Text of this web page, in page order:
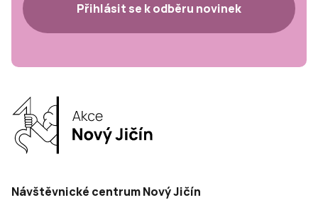
Přihlásit se k odběru novinek
Návštěvnické centrum Nový Jičín